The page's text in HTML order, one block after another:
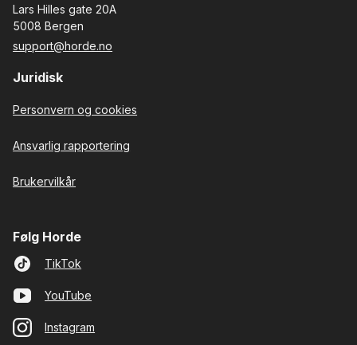
Lars Hilles gate 20A
5008 Bergen
support@horde.no
Juridisk
Personvern og cookies
Ansvarlig rapportering
Brukervilkår
Følg Horde
TikTok
YouTube
Instagram